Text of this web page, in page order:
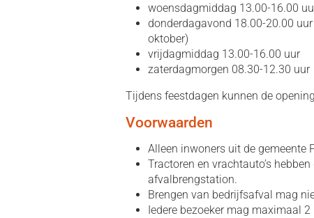
woensdagmiddag 13.00-16.00
donderdagavond 18.00-20.00
oktober)
vrijdagmiddag 13.00-16.00 uur
zaterdagmorgen 08.30-12.30 uur
Tijdens feestdagen kunnen de
Voorwaarden
Alleen inwoners uit de gemeente
Tractoren en vrachtauto’s
afvalbrengstation.
Brengen van bedrijfsafval mag
Iedere bezoeker mag maximaal